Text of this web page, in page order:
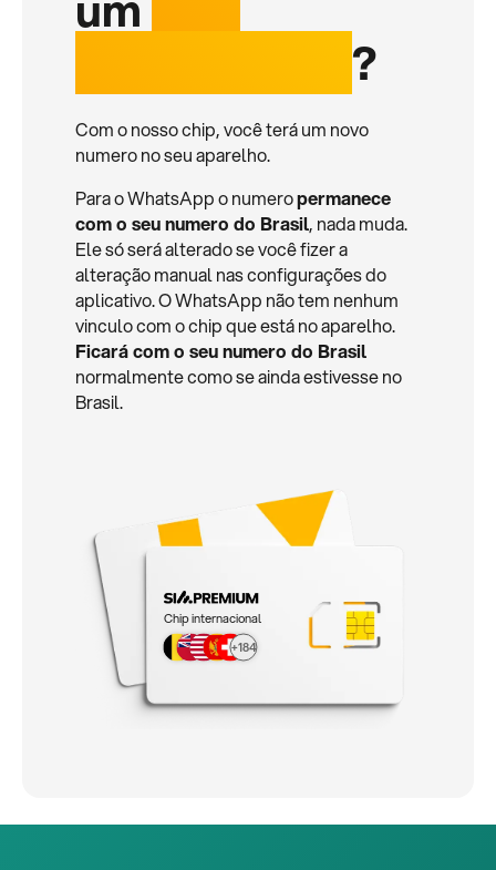
?
Com o nosso chip, você terá um novo
numero no seu aparelho.
Para o WhatsApp o numeropermanece
com o seu numero do Brasil, nada muda.
Ele só será alterado se você fizer a
alteração manual nas configurações do
aplicativo. O WhatsApp não tem nenhum
vinculo com o chip que está no aparelho.
Ficará com o seu numero do Brasil
normalmente como se ainda estivesse no
Brasil.
Chip internacional
+184